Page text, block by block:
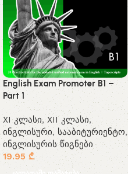
English Exam Promoter B1 –
Part 1
XI კლასი,XII კლასი,
ინგლისური, სააბიტურიენტო,
ინგლისურის წიგნები
19.95 ₾